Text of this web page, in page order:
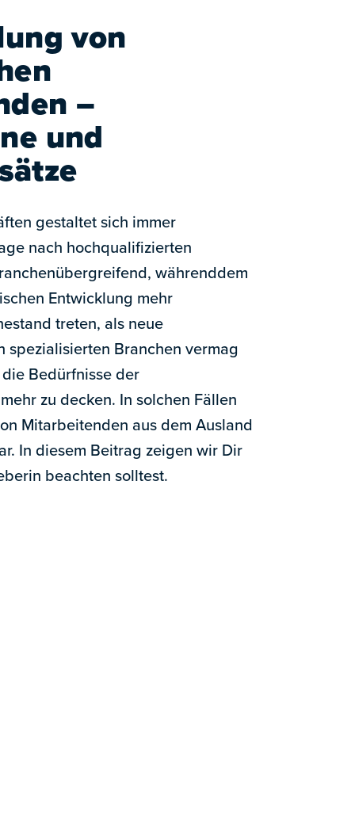
von
–
und
gestaltet sich immer
nach hochqualifizierten
währenddem
Entwicklung mehr
treten, als neue
spezialisierten Branchen vermag
Bedürfnisse der
zu decken. In solchen Fällen
Mitarbeitenden aus dem Ausland
In diesem Beitrag zeigen wir Dir
beachten solltest.